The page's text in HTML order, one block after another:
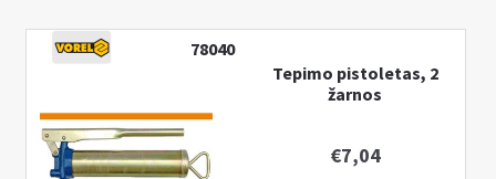
78040
Tepimo pistoletas, 2
žarnos
€7,04